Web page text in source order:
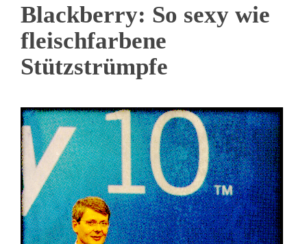
Blackberry: So sexy wie
fleischfarbene
Stützstrümpfe